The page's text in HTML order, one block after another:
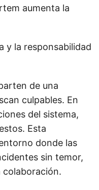
aumenta la
y la responsabilidad
de una
culpables. En
del sistema,
Esta
donde las
sin temor,